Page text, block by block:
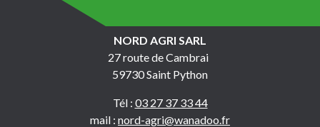
NORD AGRI SARL
27 route de Cambrai
59730 Saint Python
Tél : 03 27 37 33 44
mail : nord-agri@wanadoo.fr